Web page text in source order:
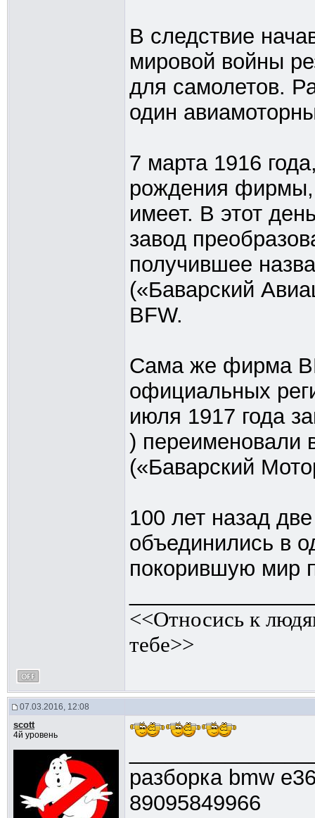
В следствие
мировой войны
для самолетов.
один
7 марта 1916
рождения фирмы,
имеет. В этот
завод
получившее
(«Баварский
BFW.
Сама же фирма
официальных
июля 1917 года
) переименовали
(«Баварский
100 лет назад
объединились в
покорившую мир
<<Относись к
тебе>>
07.03.2016, 12:08
scott
4й уровень
разборка bmw
89095849966